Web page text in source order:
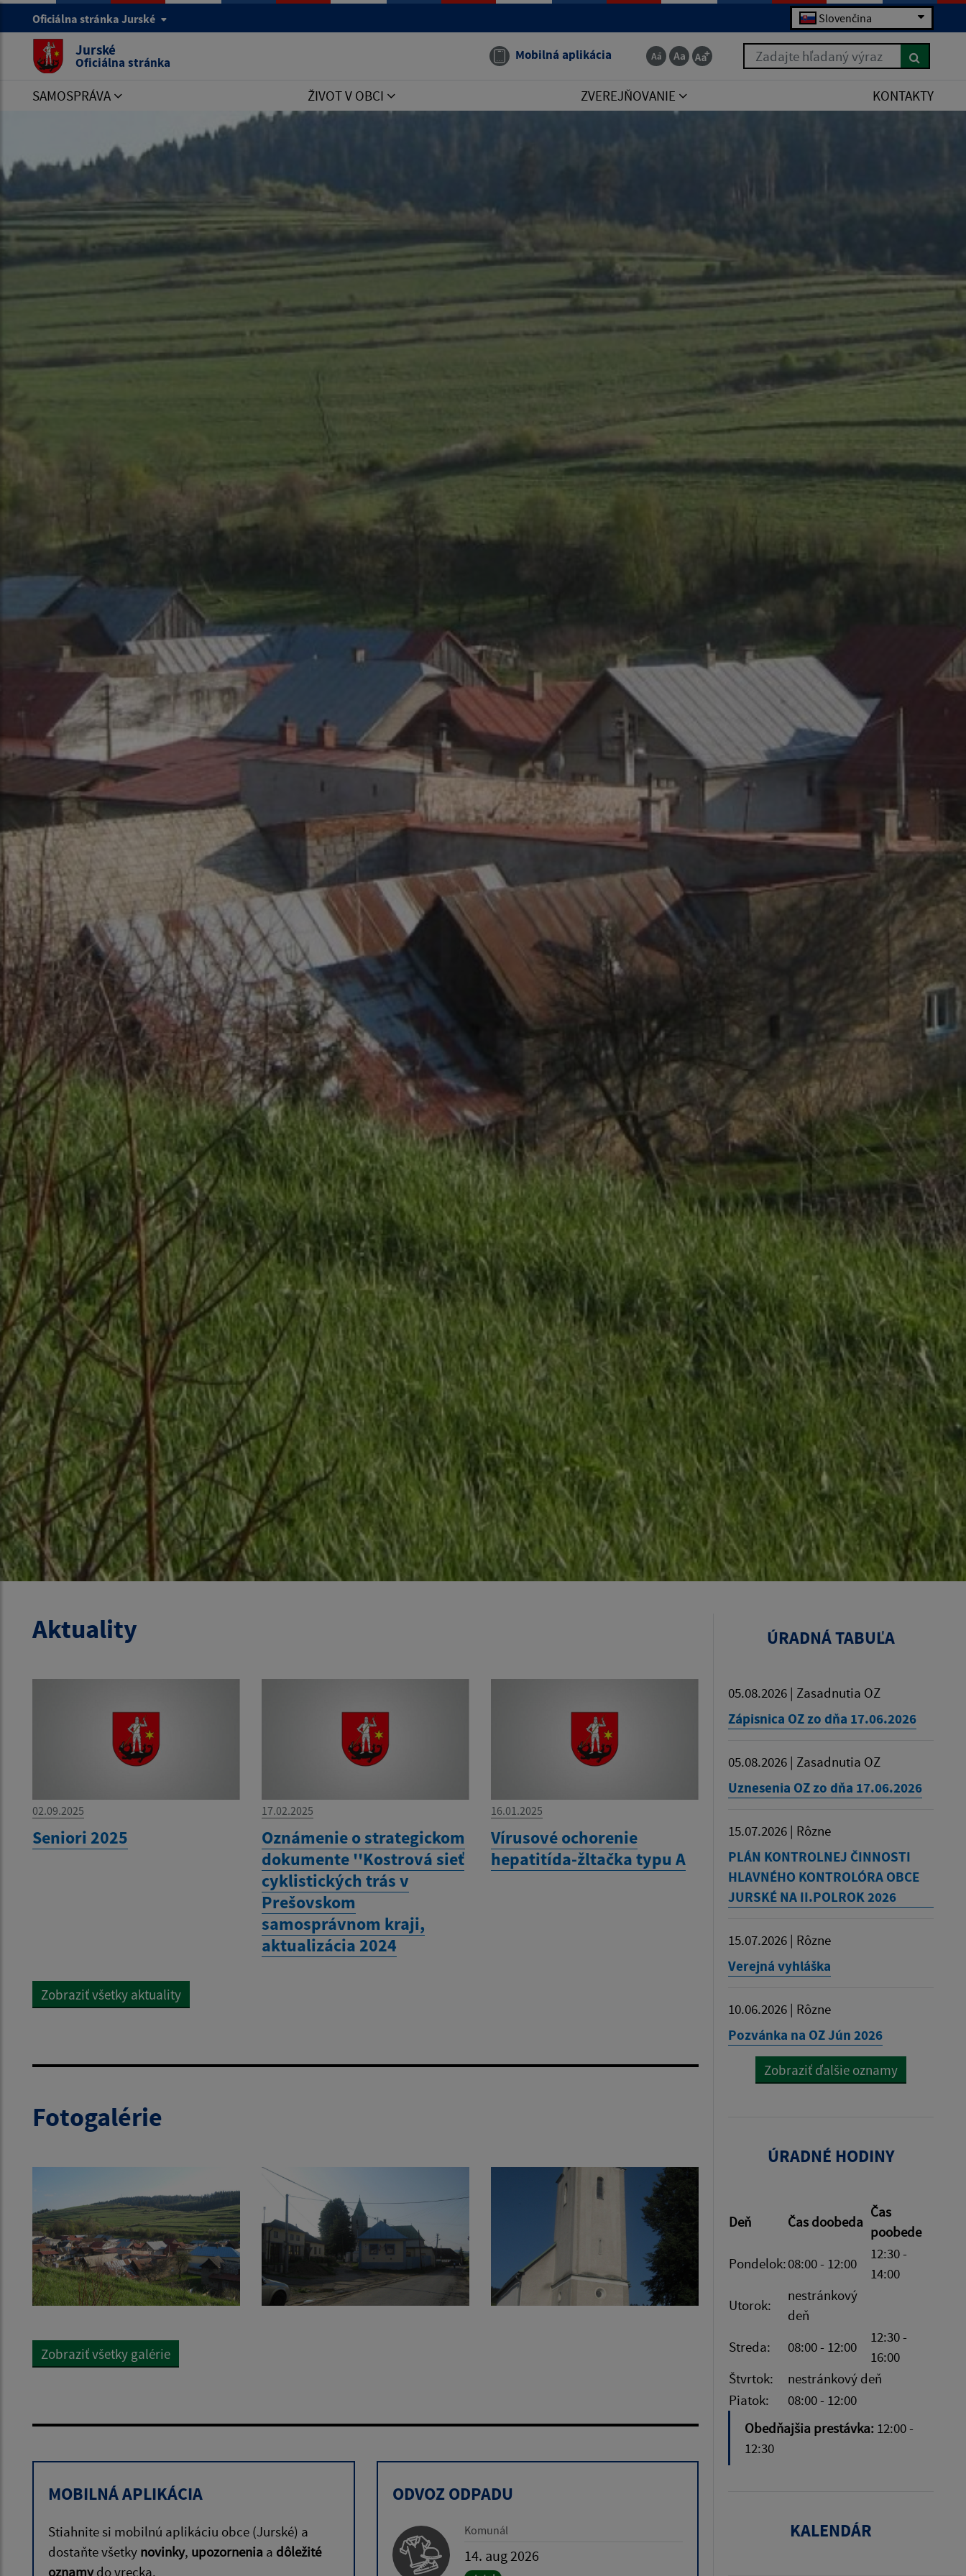
Oficiálna stránka Jurské Slovenčina
Jurské
Oficiálna stránka Mobilná aplikácia Zadajte hľadaný výraz
SAMOSPRÁVA ŽIVOT V OBCI ZVEREJŇOVANIE KONTAKTY
Aktuality
02.09.2025
Seniori 2025
17.02.2025
Oznámenie o strategickom
dokumente ''Kostrová sieť
cyklistických trás v
Prešovskom
samosprávnom kraji,
aktualizácia 2024
16.01.2025
Vírusové ochorenie
hepatitída-žltačka typu A
Zobraziť všetky aktuality
Fotogalérie
Zobraziť všetky galérie
MOBILNÁ APLIKÁCIA
Stiahnite si mobilnú aplikáciu obce (Jurské) a
dostaňte všetky novinky, upozornenia a dôležité
oznamydo vrecka.
ODVOZ ODPADU
Komunál
14. aug 2026
ÚRADNÁ TABUĽA
05.08.2026 | Zasadnutia OZ
Zápisnica OZ zo dňa 17.06.2026
05.08.2026 | Zasadnutia OZ
Uznesenia OZ zo dňa 17.06.2026
15.07.2026 | Rôzne
PLÁN KONTROLNEJ ČINNOSTI
HLAVNÉHO KONTROLÓRA OBCE
JURSKÉ NA II.POLROK 2026
15.07.2026 | Rôzne
Verejná vyhláška
10.06.2026 | Rôzne
Pozvánka na OZ Jún 2026
Zobraziť ďalšie oznamy
ÚRADNÉ HODINY
Deň Čas doobeda
Čas
poobede
Pondelok:08:00 - 12:00
12:30 -
14:00
Utorok:
nestránkový
deň
Streda:
08:00 - 12:00
12:30 -
16:00
Štvrtok:
nestránkový deň
Piatok:
08:00 - 12:00
Obedňajšia prestávka: 12:00 -
12:30
KALENDÁR